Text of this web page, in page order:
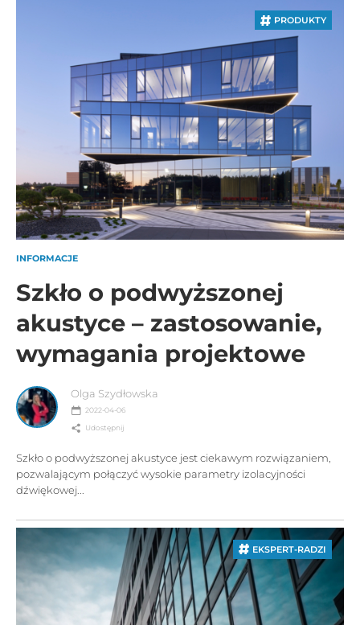
PRODUKTY
INFORMACJE
Szkło o podwyższonej
akustyce – zastosowanie,
wymagania projektowe
Olga Szydłowska
2022-04-06
Udostępnij
Szkło o podwyższonej akustyce jest ciekawym rozwiązaniem,
pozwalającym połączyć wysokie parametry izolacyjności
dźwiękowej...
EKSPERT-RADZI